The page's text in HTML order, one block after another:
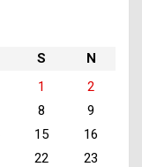
S
N
1
2
8
9
15
16
22
23